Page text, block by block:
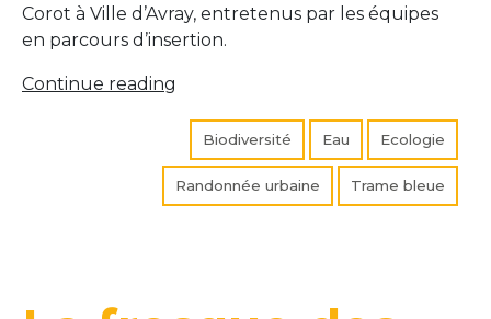
Corot à Ville d’Avray, entretenus par les équipes
en parcours d’insertion.
Continue reading
avec
Espaces »
Biodiversité Eau Ecologie
Randonnée urbaine Trame bleue